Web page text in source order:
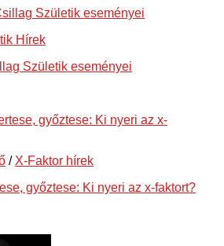
Hírek
Születik eseményei
/ X-Faktor hírek
győztese: Ki nyeri az x-faktort?